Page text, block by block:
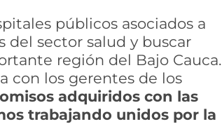
públicos asociados a
del sector salud y buscar
región del Bajo Cauca.
con los gerentes de los
adquiridos con las
trabajando unidos por la